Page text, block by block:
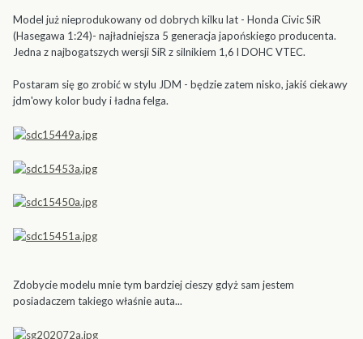
Model już nieprodukowany od dobrych kilku lat - Honda Civic SiR
(Hasegawa 1:24)- najładniejsza 5 generacja japońskiego producenta.
Jedna z najbogatszych wersji SiR z silnikiem 1,6 l DOHC VTEC.
Postaram się go zrobić w stylu JDM - będzie zatem nisko, jakiś ciekawy
jdm'owy kolor budy i ładna felga.
Zdobycie modelu mnie tym bardziej cieszy gdyż sam jestem
posiadaczem takiego właśnie auta...